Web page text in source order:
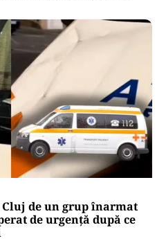
de un grup înarmat
de urgență după ce